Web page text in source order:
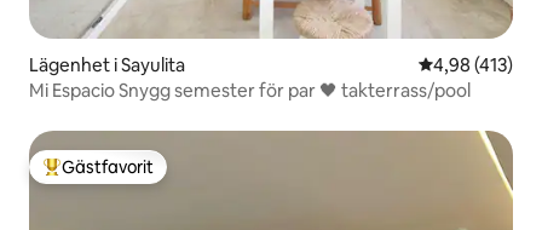
Lägenhet i Sayulita 4,98 av 5 i
4,98 (413)
Mi Espacio Snygg semester för par 🖤 takterrass/pool
Populär gästfavorit
Gästfavorit